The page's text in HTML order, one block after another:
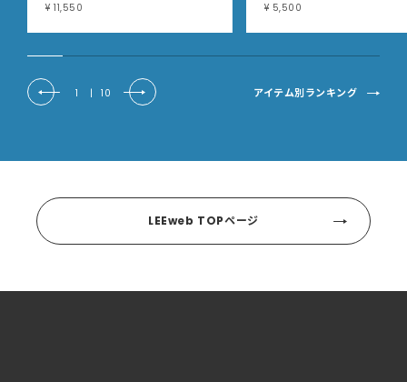
¥ 11,550 ¥ 5,500
1 | 10 アイテム別ランキング
LEEweb TOPページ